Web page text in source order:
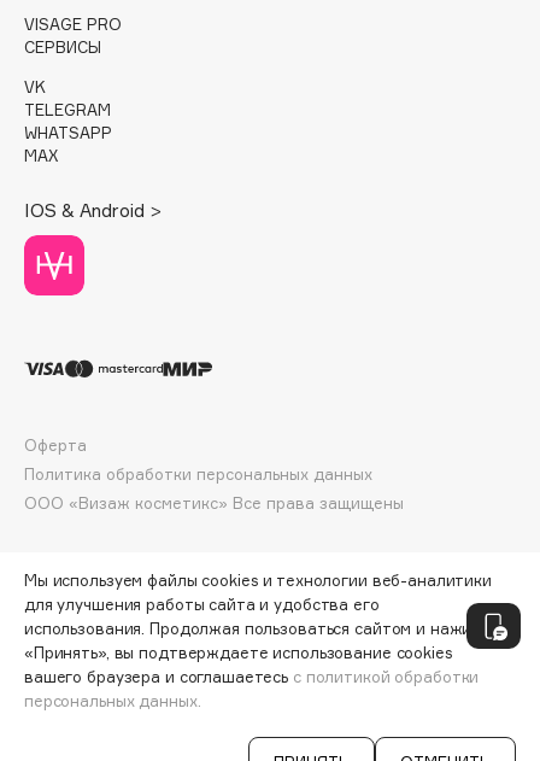
D
DABO
DARLING*
Davines
Deonica
Dessange
Dolce & Gabbana
Dorco
DP Daily Perfection
Dr. Vranjes Firenze
Dr.Ceuracle
Dr.Jart+
DSD de Luxe
Dyson
СООБЩИТЬ О ПОСТУПЛЕНИИ
VISAGE PRO
СЕРВИСЫ
VK
TELEGRAM
WHATSAPP
MAX
IOS & Android >
ООО «Визаж косметикс» Все права защищены
Оферта
Политика обработки персональных данных
Мы используем файлы cookies и технологии веб-аналитики
для улучшения работы сайта и удобства его
использования. Продолжая пользоваться сайтом и нажимая
«Принять», вы подтверждаете использование cookies
вашего браузера и соглашаетесь с политикой обработки
персональных данных.